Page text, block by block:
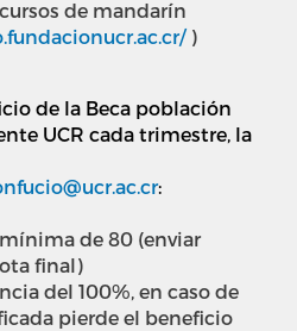
de mandarín
)
de la Beca población
UCR cada trimestre, la
:
de 80 (enviar
final)
del 100%, en caso de
pierde el beneficio